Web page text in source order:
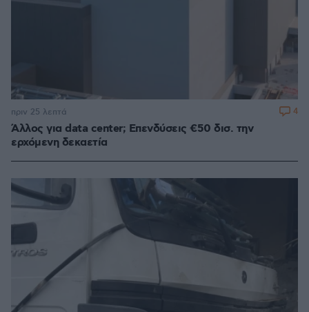
Άλλος για data center; Επενδύσεις €50 δισ. την
ερχόμενη δεκαετία
πριν 25 λεπτά 4